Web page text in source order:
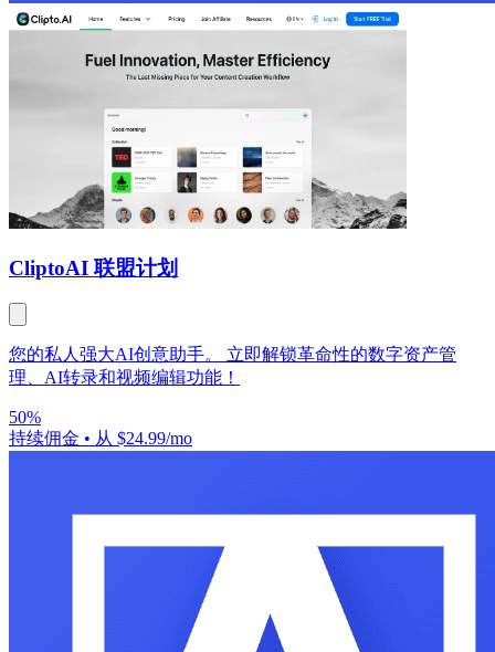
CliptoAI 联盟计划
您的私人强大AI创意助手。 立即解锁革命性的数字资产管
理、AI转录和视频编辑功能！
50%
持续佣金 • 从 $24.99/mo